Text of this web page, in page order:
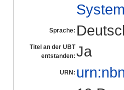
Sprache:
Titel an der UBT
entstanden: Ja
URN: